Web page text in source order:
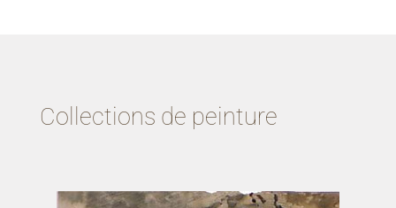
Collections de peinture